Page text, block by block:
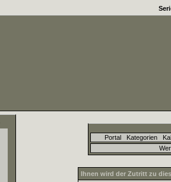
Portal Kategorien
Ihnen wird der Zutritt zu